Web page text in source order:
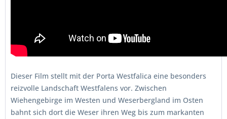
Dieser Film stellt mit der Porta Westfalica eine besonders
reizvolle Landschaft Westfalens vor. Zwischen
Wiehengebirge im Westen und Weserbergland im Osten
bahnt sich dort die Weser ihren Weg bis zum markanten